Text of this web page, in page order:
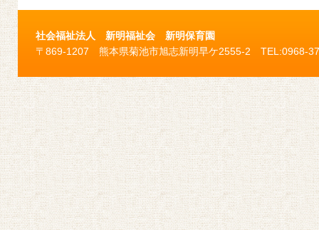
社会福祉法人 新明福祉会 新明保育園
〒869-1207 熊本県菊池市旭志新明早ケ2555-2 TEL:0968-